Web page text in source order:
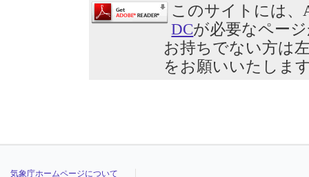
このサイトには、
DCが必要なペー
お持ちでない方は
をお願いいたしま
気象庁ホームページについて